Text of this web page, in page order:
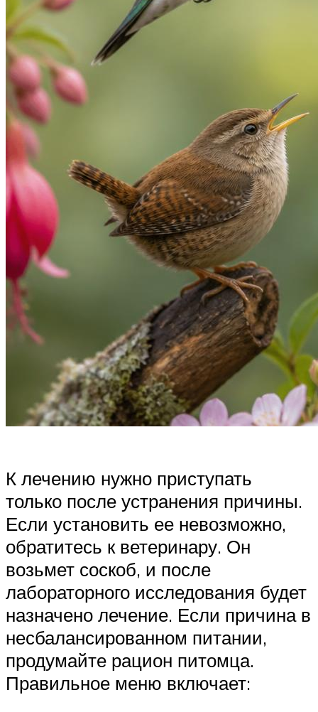
К лечению нужно приступать
только после устранения причины.
Если установить ее невозможно,
обратитесь к ветеринару. Он
возьмет соскоб, и после
лабораторного исследования будет
назначено лечение. Если причина в
несбалансированном питании,
продумайте рацион питомца.
Правильное меню включает: